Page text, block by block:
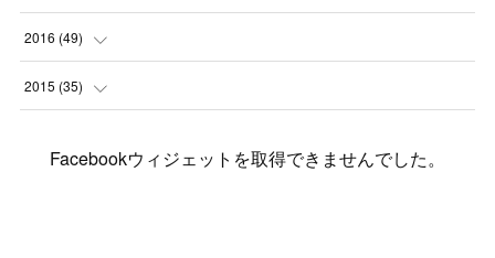
(1)
(5)
(8)
(8)
(6)
(3)
(3)
(4
(6)
(6
(7
(15)
(12 )
(7
(12 )
(11 )
2016 (49)
(2
2015 (35)
Facebookウィジェットを取得できませんでした。